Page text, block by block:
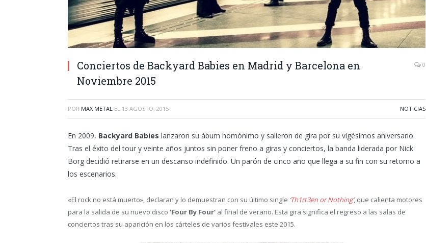
Conciertos de Backyard Babies en Madrid y Barcelona en
Noviembre 2015
0
POR MAX METAL EL 13 AGOSTO, 2015 NOTICIAS
En 2009, Backyard Babies lanzaron su ábum homónimo y salieron de gira por su vigésimos aniversario.
Tras el éxito del tour y veinte años juntos sin poner freno a giras y conciertos, la banda liderada por Nick
Borg decidió retirarse en un descanso indefinido. Un parón de cinco año que llega a su fin con su retorno a
los escenarios.
«El rock no está muerto», declaran y lo demuestran con su último single Th1rt3en or Nothing‘, que calienta motores
para la salida de su nuevo disco ‘Four By Four’ al final de verano. Esta gira significa el regreso a las salas de
conciertos tras su aparición en los cárteles de varios festivales este 2015.